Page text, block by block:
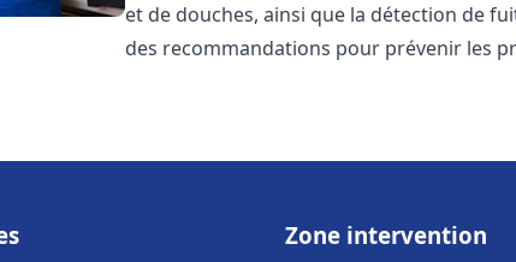
et de douches, ainsi que la détection de
des recommandations pour prévenir les
Zone intervention